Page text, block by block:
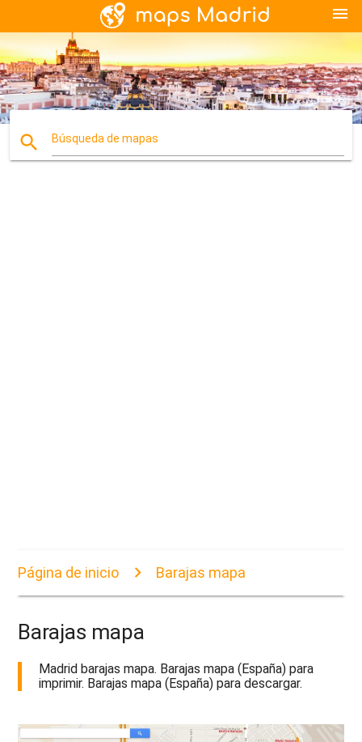
menu
search Búsqueda de mapas
Página de inicio Barajas mapa
Barajas mapa
Madrid barajas mapa. Barajas mapa (España) para
imprimir. Barajas mapa (España) para descargar.